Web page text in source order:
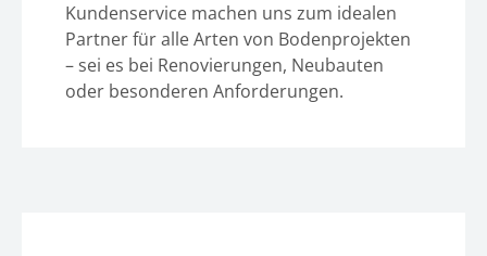
Kundenservice machen uns zum idealen
Partner für alle Arten von Bodenprojekten
– sei es bei Renovierungen, Neubauten
oder besonderen Anforderungen.